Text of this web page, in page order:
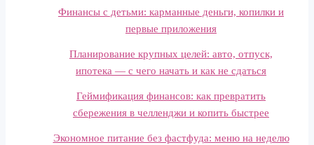
Финансы с детьми: карманные деньги, копилки и
первые приложения
Планирование крупных целей: авто, отпуск,
ипотека — с чего начать и как не сдаться
Геймификация финансов: как превратить
сбережения в челленджи и копить быстрее
Экономное питание без фастфуда: меню на неделю